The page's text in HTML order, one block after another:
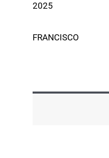
2025
FRANCISCO